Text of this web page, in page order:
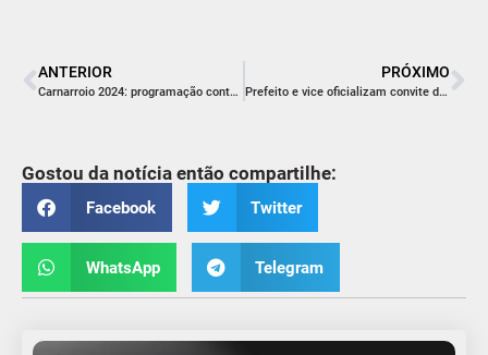
ANTERIOR
Carnarroio 2024: programação contará com cinco dias de folia
PRÓXIMO
Prefeito e vice oficializam convite da Arrancada de Caminhões ao Governador, deputados e autoridades do Estado
Gostou da notícia então compartilhe:
Facebook Twitter
WhatsApp Telegram